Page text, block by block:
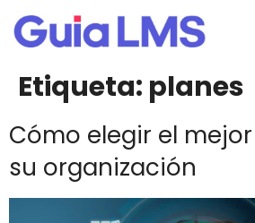
Etiqueta: planes
Cómo elegir el mejor
su organización